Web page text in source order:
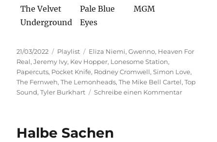
The Velvet
Underground
Pale Blue
Eyes
MGM
Veröffentlicht
am
21/03/2022 Kategorien
Playlist Schlagwörter
Eliza Niemi,Gwenno, Heaven For
Real,Jeremy Ivy, Kev Hopper, Lonesome Station,
Papercuts, Pocket Knife, Rodney Cromwell,Simon Love,
The Fernweh,The Lemonheads,The Mike Bell Cartel,Top
Sound,Tyler Burkhart Schreibe einen Kommentarzu
Halbe Sachen